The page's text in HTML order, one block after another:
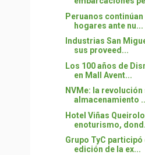
Peruanos
hogares ante nu...
Industrias San
sus proveed...
Los 100 años de
en Mall Avent...
NVMe: la
almacenamiento
Hotel Viñas
enoturismo,
Grupo TyC participó
edición de la ex...